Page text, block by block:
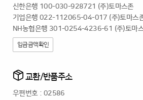
신한은행 100-030-928721 (주)토마스존
기업은행 022-112065-04-017 (주)토마스
NH농협은행 301-0254-4236-61 (주)토마
입금금액확인
교환/반품주소
우편번호 : 02586